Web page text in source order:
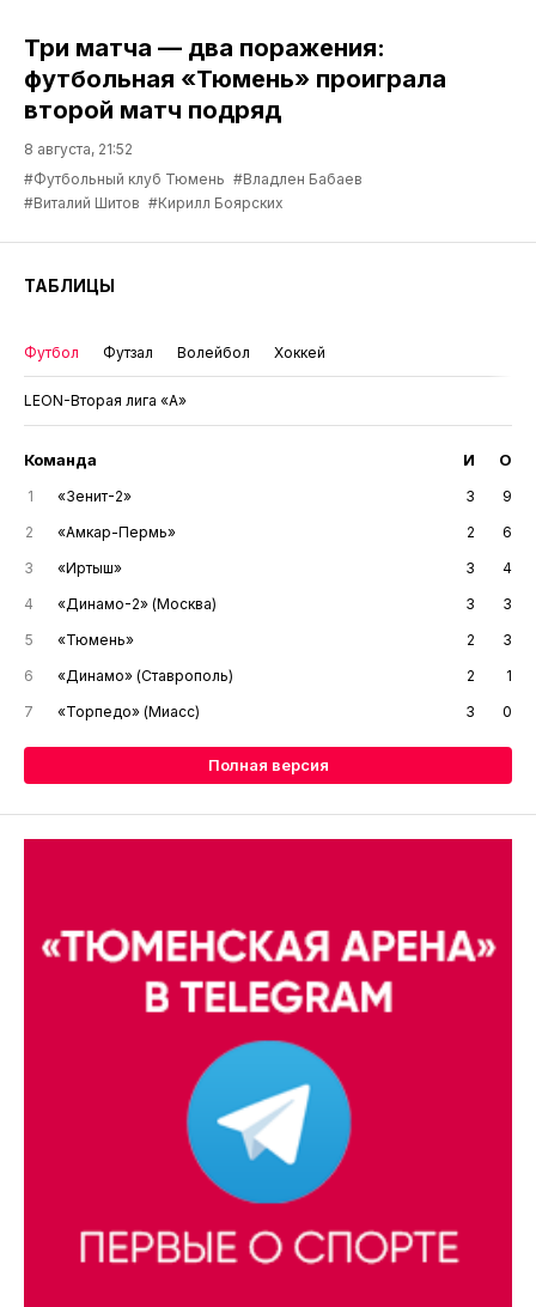
Три матча — два поражения:
футбольная «Тюмень» проиграла
второй матч подряд
8 августа, 21:52
#Футбольный клуб Тюмень #Владлен Бабаев
#Виталий Шитов #Кирилл Боярских
ТАБЛИЦЫ
Футбол Футзал Волейбол Хоккей
LEON-Вторая лига «А»
Команда И О
1 «Зенит-2» 3
9
2
«Амкар-Пермь» 2
6
3
«Иртыш» 3
4
4
«Динамо-2» (Москва) 3
3
5
«Тюмень» 2
3
6
«Динамо» (Ставрополь) 2
1
7
«Торпедо» (Миасс) 3 0
Полная версия